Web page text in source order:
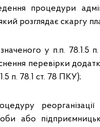
процедури
розглядає скаргу
у п.п.
перевірки
п. 78.1 ст. 78 ПКУ);
або